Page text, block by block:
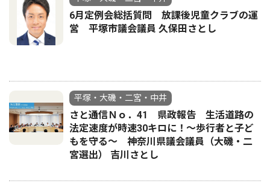
6月定例会総括質問 放課後児童クラブの運
営 平塚市議会議員 久保田さとし
平塚・大磯・二宮・中井
さと通信Ｎｏ．41 県政報告 生活道路の
法定速度が時速30キロに！〜歩行者と子ど
もを守る〜 神奈川県議会議員（大磯・二
宮選出） 吉川さとし